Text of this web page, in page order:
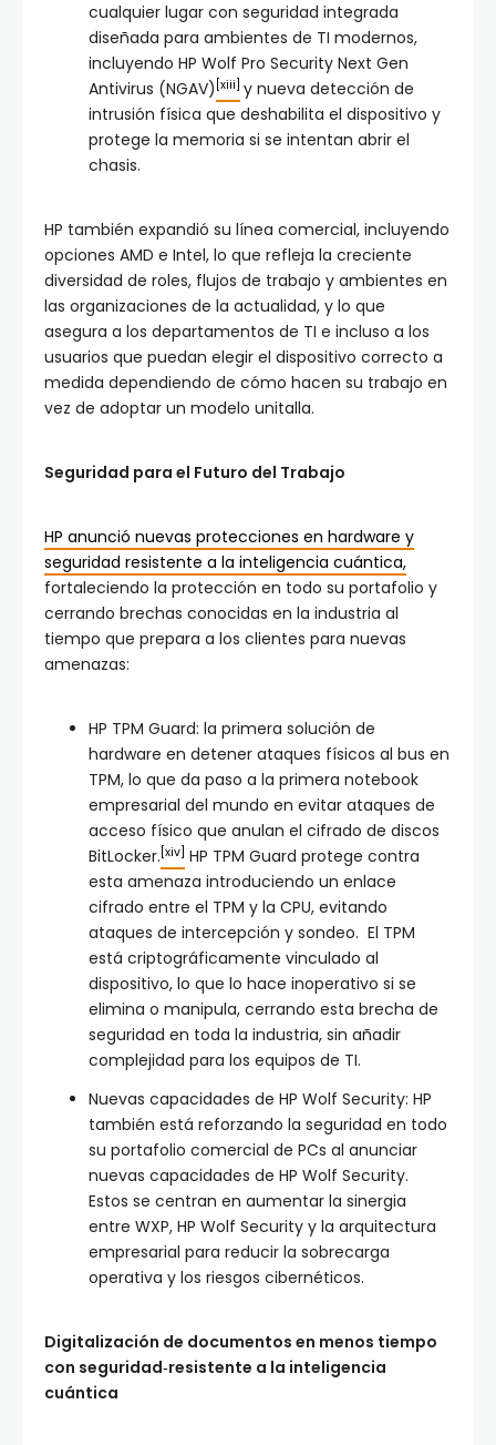
cualquier lugar con seguridad integrada
diseñada para ambientes de TI modernos,
incluyendo HP Wolf Pro Security Next Gen
Antivirus (NGAV) [xiii] y nueva detección de
intrusión física que deshabilita el dispositivo y
protege la memoria si se intentan abrir el
chasis.
HP también expandió su línea comercial, incluyendo
opciones AMD e Intel, lo que refleja la creciente
diversidad de roles, flujos de trabajo y ambientes en
las organizaciones de la actualidad, y lo que
asegura a los departamentos de TI e incluso a los
usuarios que puedan elegir el dispositivo correcto a
medida dependiendo de cómo hacen su trabajo en
vez de adoptar un modelo unitalla.
Seguridad para el Futuro del Trabajo
HP anunció nuevas protecciones en hardware y
seguridad resistente a la inteligencia cuántica,
fortaleciendo la protección en todo su portafolio y
cerrando brechas conocidas en la industria al
tiempo que prepara a los clientes para nuevas
amenazas:
HP TPM Guard: la primera solución de
hardware en detener ataques físicos al bus en
TPM, lo que da paso a la primera notebook
empresarial del mundo en evitar ataques de
acceso físico que anulan el cifrado de discos
BitLocker. [xiv] HP TPM Guard protege contra
esta amenaza introduciendo un enlace
cifrado entre el TPM y la CPU, evitando
ataques de intercepción y sondeo. El TPM
está criptográficamente vinculado al
dispositivo, lo que lo hace inoperativo si se
elimina o manipula, cerrando esta brecha de
seguridad en toda la industria, sin añadir
complejidad para los equipos de TI.
Nuevas capacidades de HP Wolf Security: HP
también está reforzando la seguridad en todo
su portafolio comercial de PCs al anunciar
nuevas capacidades de HP Wolf Security.
Estos se centran en aumentar la sinergia
entre WXP, HP Wolf Security y la arquitectura
empresarial para reducir la sobrecarga
operativa y los riesgos cibernéticos.
Digitalización de documentos en menos tiempo
con seguridad‑resistente a la inteligencia
cuántica